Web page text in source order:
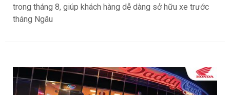
trong tháng 8, giúp khách hàng dễ dàng sở hữu xe trước
tháng Ngâu